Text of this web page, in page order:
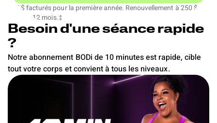
167 $ facturés pour la première année. Renouvellement à 250 $
tous les 12 mois.‡
Besoin d'une séance rapide
?
Notre abonnement BODi de 10 minutes est rapide, cible
tout votre corps et convient à tous les niveaux.